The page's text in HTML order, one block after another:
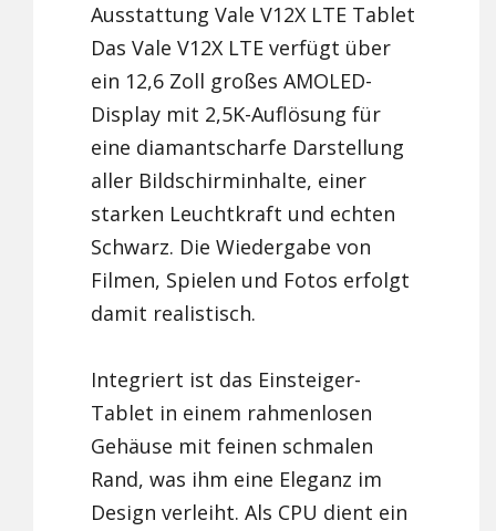
Ausstattung Vale V12X LTE Tablet
Das Vale V12X LTE verfügt über
ein 12,6 Zoll großes AMOLED-
Display mit 2,5K-Auflösung für
eine diamantscharfe Darstellung
aller Bildschirminhalte, einer
starken Leuchtkraft und echten
Schwarz. Die Wiedergabe von
Filmen, Spielen und Fotos erfolgt
damit realistisch.
Integriert ist das Einsteiger-
Tablet in einem rahmenlosen
Gehäuse mit feinen schmalen
Rand, was ihm eine Eleganz im
Design verleiht. Als CPU dient ein